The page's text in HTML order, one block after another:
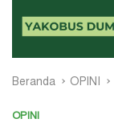
Beranda OPINI
OPINI